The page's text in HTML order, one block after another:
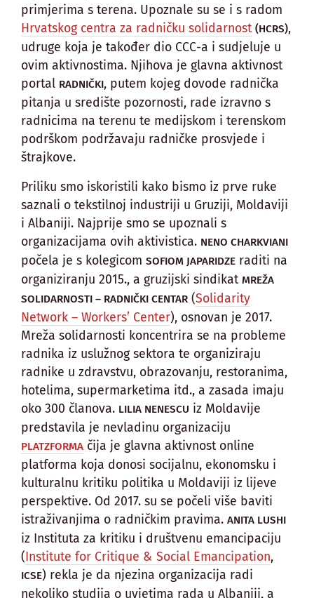
primjerima s terena. Upoznale su se i s radom
Hrvatskog centra za radničku solidarnost (HCRS),
udruge koja je također dio CCC-a i sudjeluje u
ovim aktivnostima. Njihova je glavna aktivnost
portal RADNIČKI, putem kojeg dovode radnička
pitanja u središte pozornosti, rade izravno s
radnicima na terenu te medijskom i terenskom
podrškom podržavaju radničke prosvjede i
štrajkove.
Priliku smo iskoristili kako bismo iz prve ruke
saznali o tekstilnoj industriji u Gruziji, Moldaviji
i Albaniji. Najprije smo se upoznali s
organizacijama ovih aktivistica. NENO CHARKVIANI
počela je s kolegicom SOFIOM JAPARIDZE raditi na
organiziranju 2015., a gruzijski sindikat MREŽA
SOLIDARNOSTI – RADNIČKI CENTAR (Solidarity
Network – Workers’ Center), osnovan je 2017.
Mreža solidarnosti koncentrira se na probleme
radnika iz uslužnog sektora te organiziraju
radnike u zdravstvu, obrazovanju, restoranima,
hotelima, supermarketima itd., a zasada imaju
oko 300 članova. LILIA NENESCU iz Moldavije
predstavila je nevladinu organizaciju
PLATZFORMA čija je glavna aktivnost online
platforma koja donosi socijalnu, ekonomsku i
kulturalnu kritiku politika u Moldaviji iz lijeve
perspektive. Od 2017. su se počeli više baviti
istraživanjima o radničkim pravima. ANITA LUSHI
iz Instituta za kritiku i društvenu emancipaciju
(Institute for Critique & Social Emancipation,
ICSE) rekla je da njezina organizacija radi
nekoliko studija o uvjetima rada u Albaniji, a